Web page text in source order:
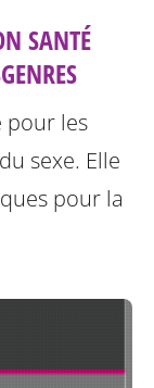
SANTÉ
pour les
sexe. Elle
pour la